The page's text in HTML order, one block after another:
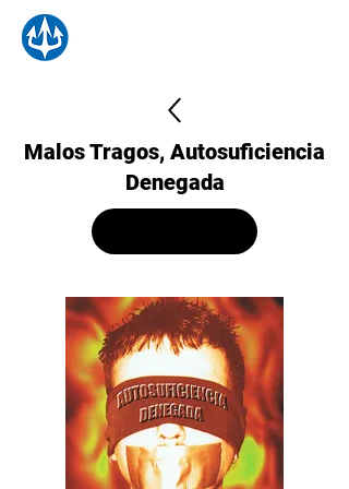
Malos Tragos, Autosuficiencia
Denegada